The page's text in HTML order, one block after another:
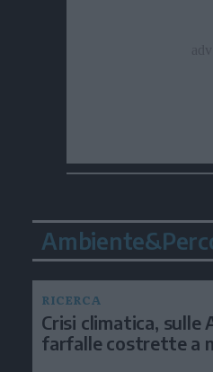
RICERCA
Crisi climatica, sulle
farfalle costrette a